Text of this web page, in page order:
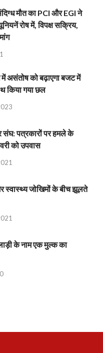
मौत का PCI और EGI ने
रोष में, विपक्ष सक्रिय,
असंतोष को बढ़ाएगा बजट में
किया गया छल
संघ: पत्रकारों पर हमले के
को उपवास
स्वास्थ्य जोखिमों के बीच झूलते
के नाम एक मुल्क का